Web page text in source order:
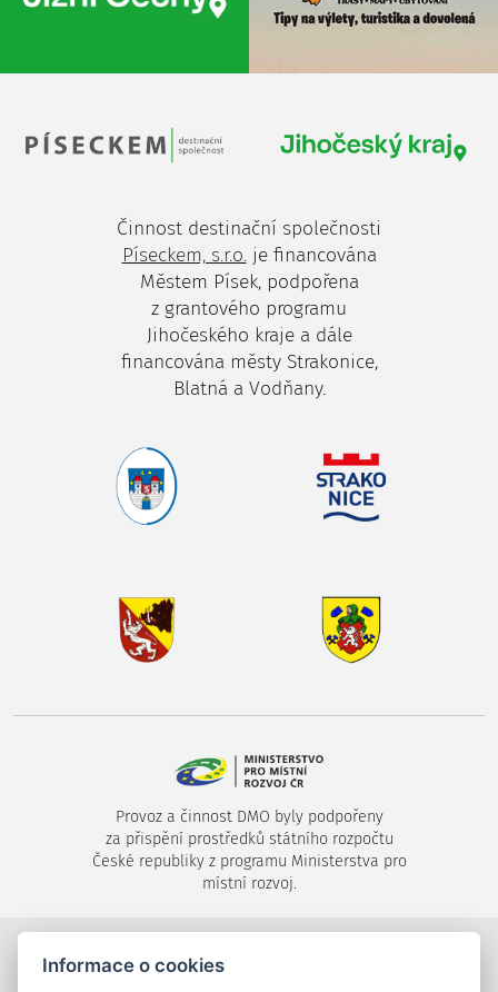
Činnost destinační společnosti
Píseckem, s.r.o.je financována
Městem Písek, podpořena
z grantového programu
Jihočeského kraje a dále
financována městy Strakonice,
Blatná a Vodňany.
Provoz a činnost DMO byly podpořeny
za přispění prostředků státního rozpočtu
České republiky z programu Ministerstva pro
místní rozvoj.
©2024-2026Destinační společnost Píseckem, s.r.o.
Informace o cookies